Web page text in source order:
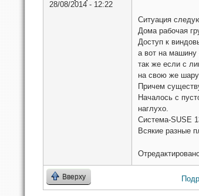
28/08/2014 - 12:22
Ситуация
Дома рабочая
Доступ к
а вот на машину
так же если с
на свою же
Причем
Началось с
наглухо.
Система-SUSE
Всякие разные
Вверху